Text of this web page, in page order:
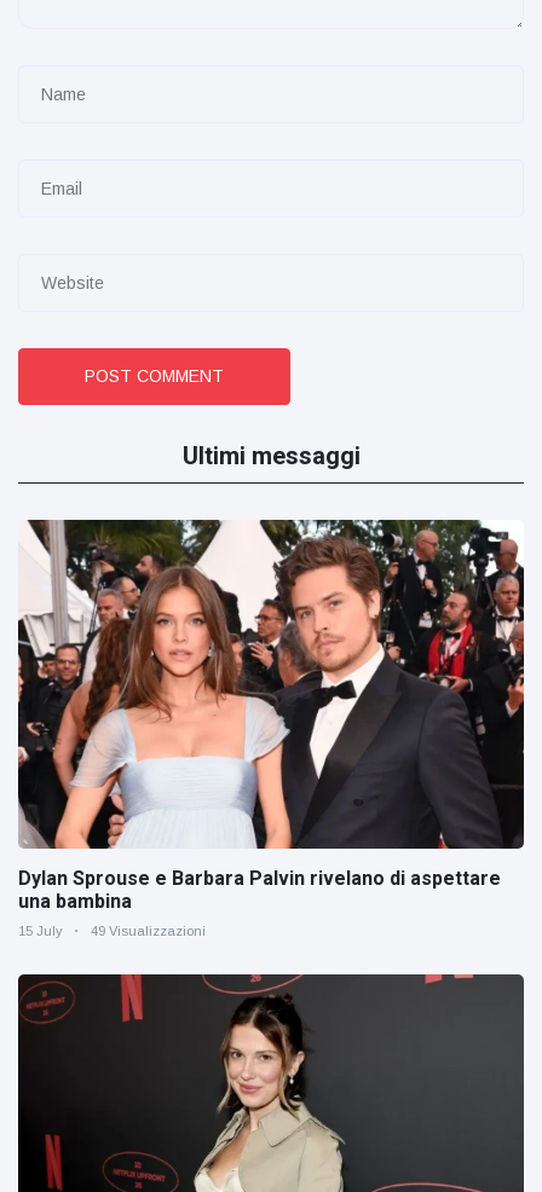
POST COMMENT
Ultimi messaggi
Dylan Sprouse e Barbara Palvin rivelano di aspettare
una bambina
15 July 49 Visualizzazioni